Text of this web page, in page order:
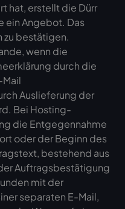
hat, erstellt die Dürr
ein Angebot. Das
zu bestätigen.
wenn die
durch die
Auslieferung der
Bei Hosting-
die Entgegennahme
oder der Beginn des
bestehend aus
Auftragsbestätigung
mit der
separaten E-Mail,